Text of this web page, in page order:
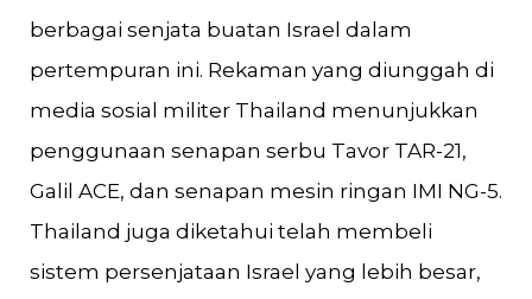
berbagai senjata buatan Israel dalam
pertempuran ini. Rekaman yang diunggah di
media sosial militer Thailand menunjukkan
penggunaan senapan serbu Tavor TAR-21,
Galil ACE, dan senapan mesin ringan IMI NG-5.
Thailand juga diketahui telah membeli
sistem persenjataan Israel yang lebih besar,